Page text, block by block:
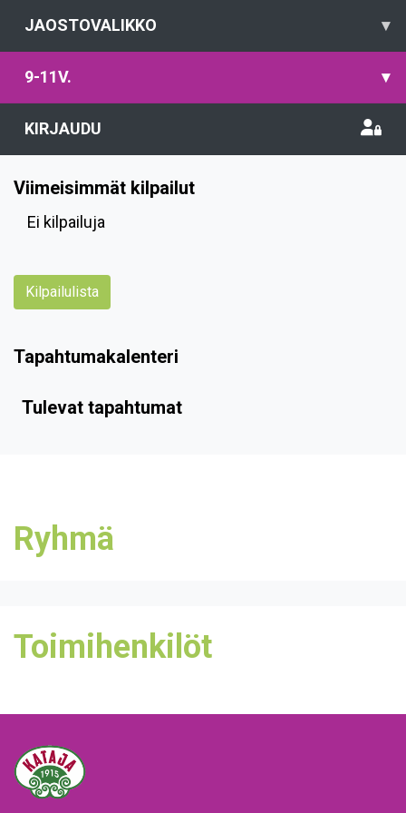
JAOSTOVALIKKO ▾
9-11V. ▾
KIRJAUDU
Viimeisimmät kilpailut
Ei kilpailuja
Kilpailulista
Tapahtumakalenteri
Tulevat tapahtumat
Ryhmä
Toimihenkilöt